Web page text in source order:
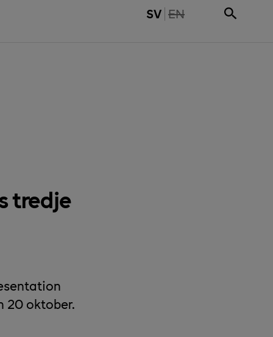
SV THE PAGE IS NOT
EN
tredje
20 oktober.